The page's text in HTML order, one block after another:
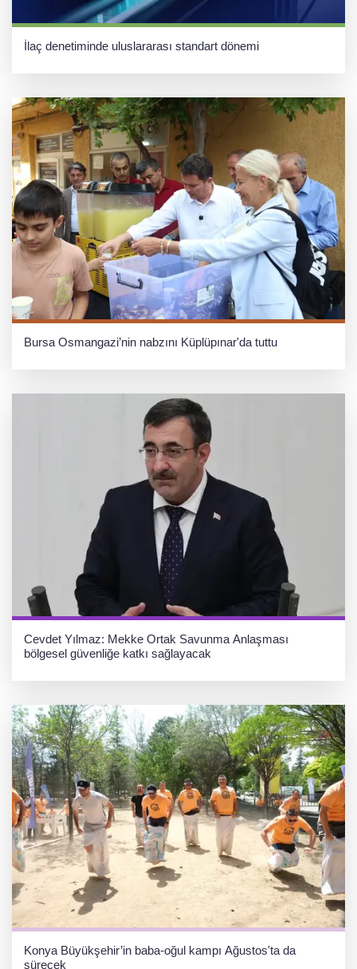
İlaç denetiminde uluslararası standart dönemi
Bursa Osmangazi’nin nabzını Küplüpınar'da tuttu
Cevdet Yılmaz: Mekke Ortak Savunma Anlaşması
bölgesel güvenliğe katkı sağlayacak
Konya Büyükşehir’in baba-oğul kampı Ağustos'ta da
sürecek